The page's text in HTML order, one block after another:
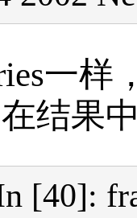
一样
结果
[40]: